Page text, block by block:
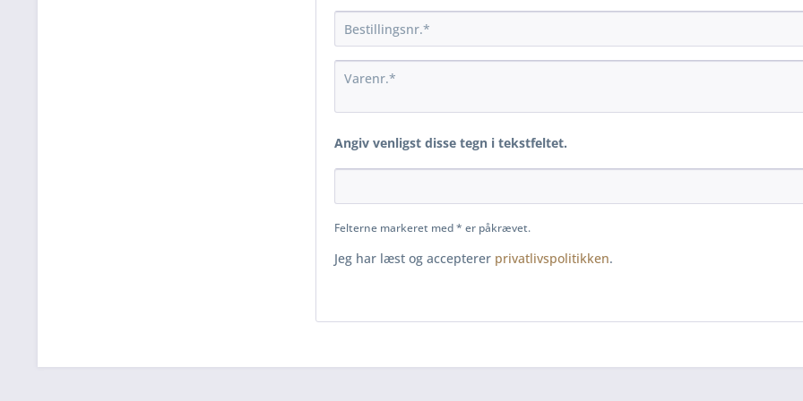
Angiv venligst disse tegn i tekstfeltet.
Felterne markeret med * er påkrævet.
Jeg har læst og accepterer privatlivspolitikken.